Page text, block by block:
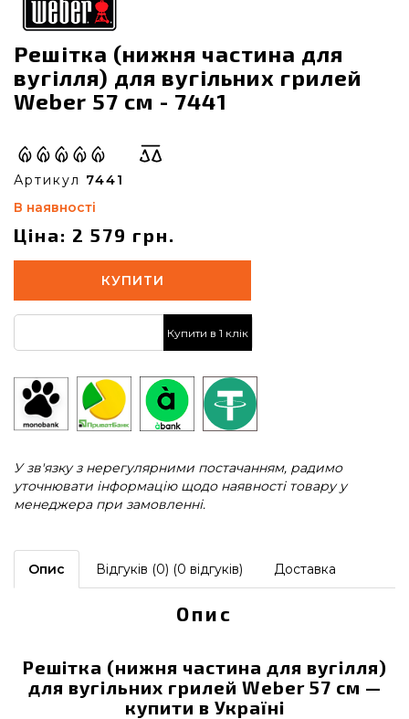
Решітка (нижня частина для
вугілля) для вугільних грилей
Weber 57 см - 7441
Артикул 7441
В наявності
Ціна: 2 579 грн.
КУПИТИ
Купити в 1 клік
У зв'язку з нерегулярними постачанням, радимо
уточнювати інформацію щодо наявності товару у
менеджера при замовленні.
Опис Відгуків (0) (0 відгуків) Доставка
Опис
Решітка (нижня частина для вугілля)
для вугільних грилей Weber 57 см —
купити в Україні